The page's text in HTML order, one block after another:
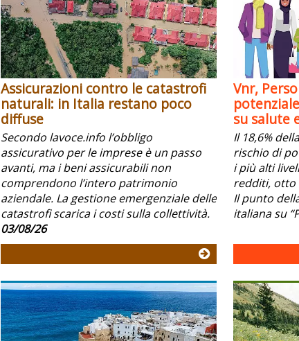
Assicurazioni contro le catastrofi
naturali: in Italia restano poco
diffuse
Secondo lavoce.info l’obbligo
assicurativo per le imprese è un passo
avanti, ma i beni assicurabili non
comprendono l’intero patrimonio
aziendale. La gestione emergenziale delle
catastrofi scarica i costi sulla collettività.
03/08/26
Vnr,
su salute
Il 18,6%
rischio di
i più alti
redditi, otto
Il punto
italiana su